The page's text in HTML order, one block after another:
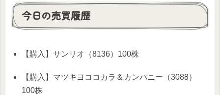
今日の売買履歴
【購入】サンリオ（8136）100株
【購入】マツキヨココカラ＆カンパニー（3088）
100株